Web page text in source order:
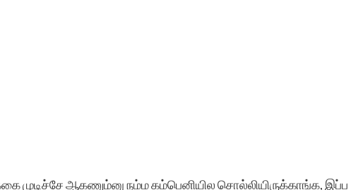
முடிச்சே ஆகணும்னு நம்ம கம்பெனியில சொல்லியிருக்காங்க, இப்ப